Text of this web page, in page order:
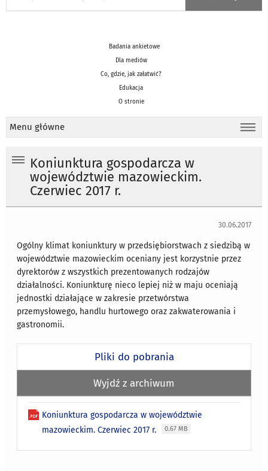
Badania ankietowe
Dla mediów
Co, gdzie, jak załatwić?
Edukacja
O stronie
Menu główne
Koniunktura gospodarcza w
województwie mazowieckim.
Czerwiec 2017 r.
30.06.2017
Ogólny klimat koniunktury w przedsiębiorstwach z siedzibą w
województwie mazowieckim oceniany jest korzystnie przez
dyrektorów z wszystkich prezentowanych rodzajów
działalności. Koniunkturę nieco lepiej niż w maju oceniają
jednostki działające w zakresie przetwórstwa
przemysłowego, handlu hurtowego oraz zakwaterowania i
gastronomii.
Pliki do pobrania
Wyjdź z archiwum
Koniunktura gospodarcza w województwie
mazowieckim. Czerwiec 2017 r.
0.67 MB